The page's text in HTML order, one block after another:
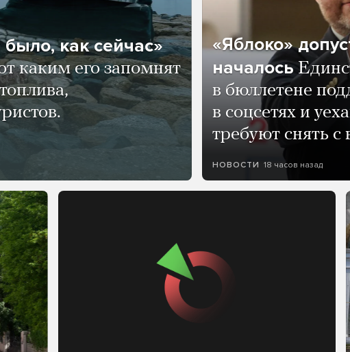
как сейчас»
каким его запомнят
«Яблоко»
началось
в бюллетене
в соцсетях и
требуют снять с
НОВОСТИ 18 часов назад